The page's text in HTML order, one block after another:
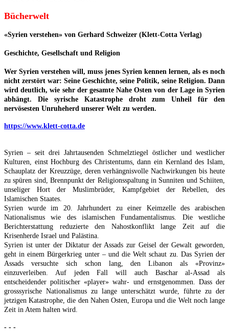
Bücherwelt
«Syrien verstehen» von Gerhard Schweizer (Klett-Cotta Verlag)
Geschichte, Gesellschaft und Religion
Wer Syrien verstehen will, muss jenes Syrien kennen lernen, als es noch
nicht zerstört war: Seine Geschichte, seine Politik, seine Religion. Dann
wird deutlich, wie sehr der gesamte Nahe Osten von der Lage in Syrien
abhängt. Die syrische Katastrophe droht zum Unheil für den
nervösesten Unruheherd unserer Welt zu werden.
https://www.klett-cotta.de
Syrien – seit drei Jahrtausenden Schmelztiegel östlicher und westlicher
Kulturen, einst Hochburg des Christentums, dann ein Kernland des Islam,
Schauplatz der Kreuzzüge, deren verhängnisvolle Nachwirkungen bis heute
zu spüren sind, Brennpunkt der Religionsspaltung in Sunniten und Schiiten,
unseliger Hort der Muslimbrüder, Kampfgebiet der Rebellen, des
Islamischen Staates.
Syrien wurde im 20. Jahrhundert zu einer Keimzelle des arabischen
Nationalismus wie des islamischen Fundamentalismus. Die westliche
Berichterstattung reduzierte den Nahostkonflikt lange Zeit auf die
Krisenherde Israel und Palästina.
Syrien ist unter der Diktatur der Assads zur Geisel der Gewalt geworden,
geht in einem Bürgerkrieg unter – und die Welt schaut zu. Das Syrien der
Assads versuchte sich schon lang, den Libanon als «Provinz»
einzuverleiben. Auf jeden Fall will auch Baschar al-Assad als
entscheidender politischer «player» wahr- und ernstgenommen. Dass der
grosssyrische Nationalismus zu lange unterschätzt wurde, führte zu der
jetzigen Katastrophe, die den Nahen Osten, Europa und die Welt noch lange
Zeit in Atem halten wird.
- - -